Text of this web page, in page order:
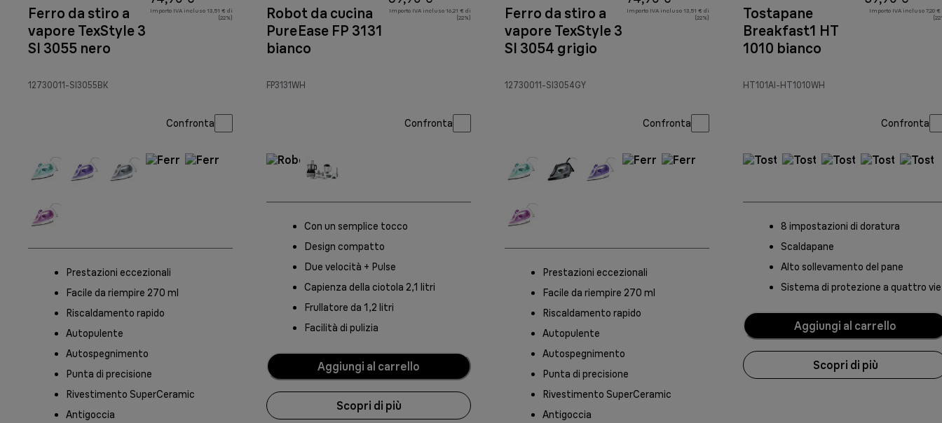
Ferro da stiro a
vapore TexStyle 3
SI 3055 nero
12730011-SI3055BK
Importo IVA incluso 13,51 € di
(22%)
Confronta
Prestazioni eccezionali
Facile da riempire 270 ml
Riscaldamento rapido
Autopulente
Autospegnimento
Punta di precisione
Rivestimento SuperCeramic
Antigoccia
Robot da cucina
PureEase FP 3131
bianco
FP3131WH
Importo IVA incluso 16,21 € di
(22%)
Confronta
Con un semplice tocco
Design compatto
Due velocità + Pulse
Capienza della ciotola 2,1 litri
Frullatore da 1,2 litri
Facilità di pulizia
Aggiungi al carrello
Scopri di più
Ferro da stiro a
vapore TexStyle 3
SI 3054 grigio
12730011-SI3054GY
Importo IVA incluso 13,51 € di
(22%)
Confronta
Prestazioni eccezionali
Facile da riempire 270 ml
Riscaldamento rapido
Autopulente
Autospegnimento
Punta di precisione
Rivestimento SuperCeramic
Antigoccia
Tostapane
Breakfast1 HT
1010 bianco
HT101AI-HT1010WH
Importo IVA incluso 7,20
Confronta
8 impostazioni di doratura
Scaldapane
Alto sollevamento del pane
Sistema di protezione a quattro vie
Aggiungi al carrello
Scopri di più